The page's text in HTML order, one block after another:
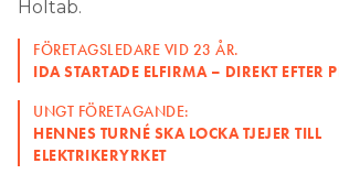
Holtab.
FÖRETAGSLEDARE VID 23 ÅR.
IDA STARTADE ELFIRMA – DIREKT EFTER
UNGT FÖRETAGANDE:
HENNES TURNÉ SKA LOCKA TJEJER TILL
ELEKTRIKERYRKET